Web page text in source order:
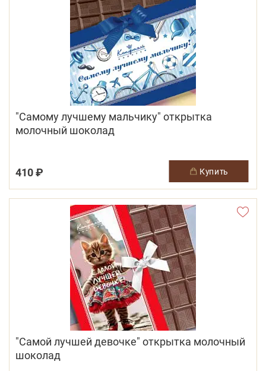
"Самому лучшему мальчику" открытка
молочный шоколад
410 ₽ купить
"Самой лучшей девочке" открытка молочный
шоколад